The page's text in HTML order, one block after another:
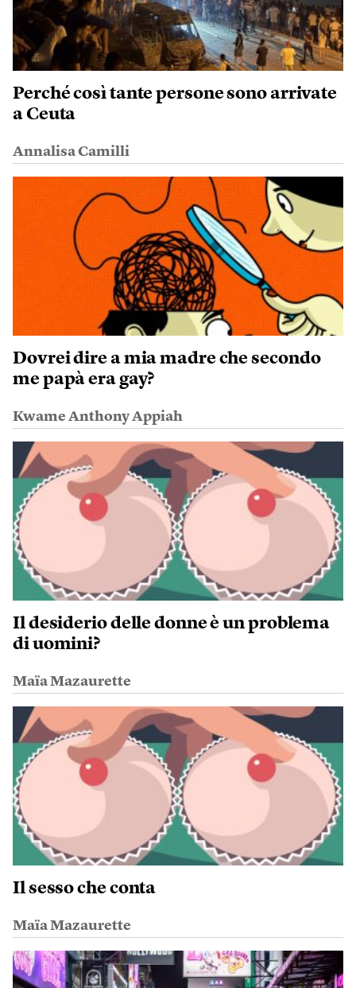
Perché così tante persone sono arrivate
a Ceuta
Annalisa Camilli
Dovrei dire a mia madre che secondo
me papà era gay?
Kwame Anthony Appiah
Il desiderio delle donne è un problema
di uomini?
Maïa Mazaurette
Il sesso che conta
Maïa Mazaurette